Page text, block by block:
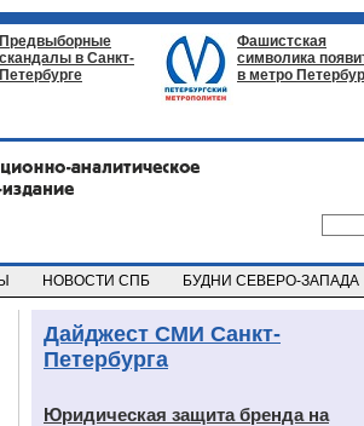
Предвыборные
скандалы в Санкт-
Петербурге
Фашистская
символика
в метро
НОВОСТИ СПБ БУДНИ СЕВЕРО-ЗАПАДА
Дайджест СМИ Санкт-
Петербурга
Юридическая защита бренда на